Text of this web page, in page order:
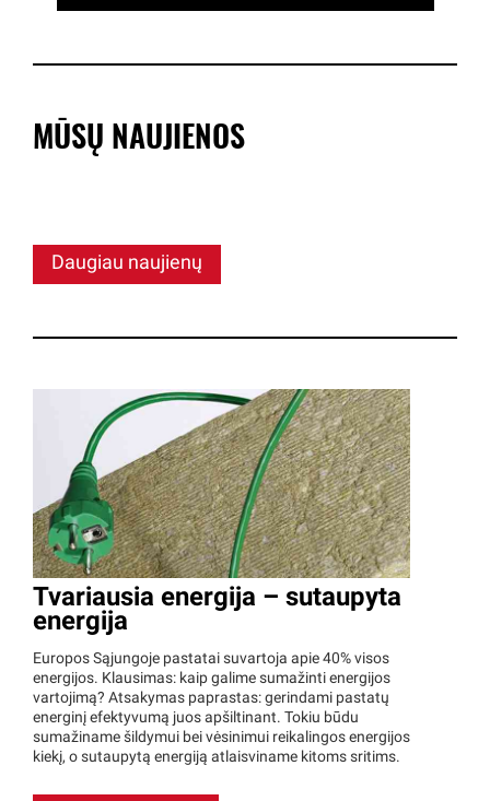
MŪSŲ NAUJIENOS
Daugiau naujienų
Tvariausia energija – sutaupyta
energija
Europos Sąjungoje pastatai suvartoja apie 40% visos
energijos. Klausimas: kaip galime sumažinti energijos
vartojimą? Atsakymas paprastas: gerindami pastatų
energinį efektyvumą juos apšiltinant. Tokiu būdu
sumažiname šildymui bei vėsinimui reikalingos energijos
kiekį, o sutaupytą energiją atlaisviname kitoms sritims.